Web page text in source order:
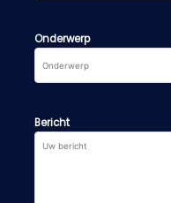
Onderwerp
Bericht